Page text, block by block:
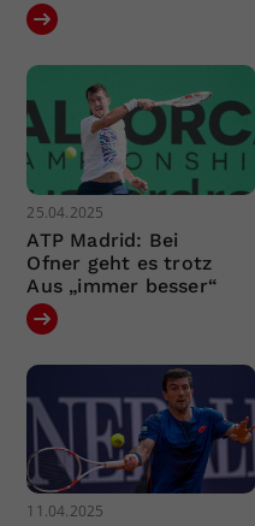
25.04.2025
ATP Madrid: Bei
Ofner geht es trotz
Aus „immer besser“
11.04.2025